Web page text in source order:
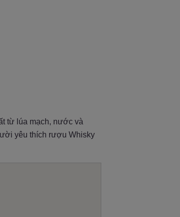
từ lúa mạch, nước và
yêu thích rượu Whisky